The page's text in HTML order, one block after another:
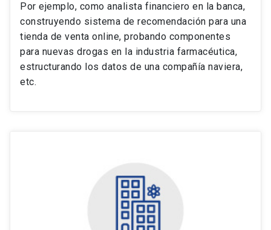
Por ejemplo, como analista financiero en la banca,
construyendo sistema de recomendación para una
tienda de venta online, probando componentes
para nuevas drogas en la industria farmacéutica,
estructurando los datos de una compañía naviera,
etc.